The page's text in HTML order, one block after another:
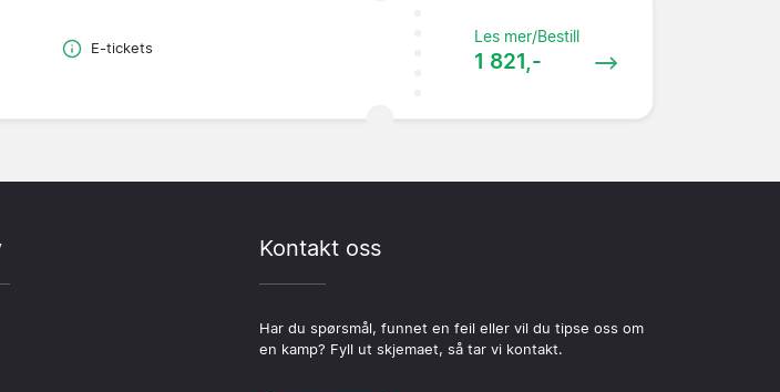
E-tickets
Les mer/Bestill
1 821,-
Kontakt oss
Har du spørsmål, funnet en feil eller vil du tipse oss om
en kamp? Fyll ut skjemaet, så tar vi kontakt.